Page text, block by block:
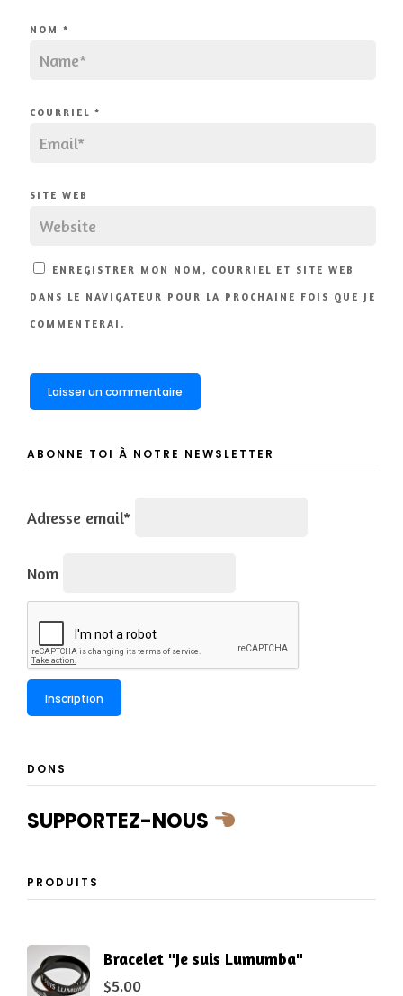
NOM *
COURRIEL *
SITE WEB
ENREGISTRER MON NOM, COURRIEL ET SITE WEB
DANS LE NAVIGATEUR POUR LA PROCHAINE FOIS QUE JE
COMMENTERAI.
ABONNE TOI À NOTRE NEWSLETTER
Adresse email*
Nom
DONS
SUPPORTEZ-NOUS
PRODUITS
Bracelet "Je suis Lumumba"
$5.00